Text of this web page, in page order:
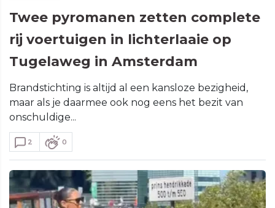
Twee pyromanen zetten complete
rij voertuigen in lichterlaaie op
Tugelaweg in Amsterdam
Brandstichting is altijd al een kansloze bezigheid,
maar als je daarmee ook nog eens het bezit van
onschuldige...
2 0